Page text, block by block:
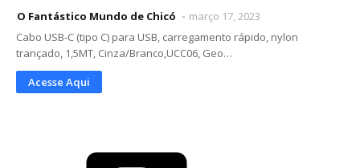
O Fantástico Mundo de Chicó
março 17, 2023
Cabo USB-C (tipo C) para USB, carregamento rápido, nylon
trançado, 1,5MT, Cinza/Branco,UCC06, Geo…
Acesse Aqui